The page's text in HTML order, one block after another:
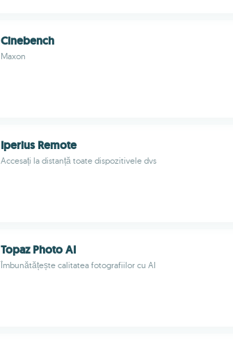
Cinebench
Maxon
Iperius Remote
Accesați la distanță toate dispozitivele dvs
Topaz Photo AI
Îmbunătățește calitatea fotografiilor cu AI